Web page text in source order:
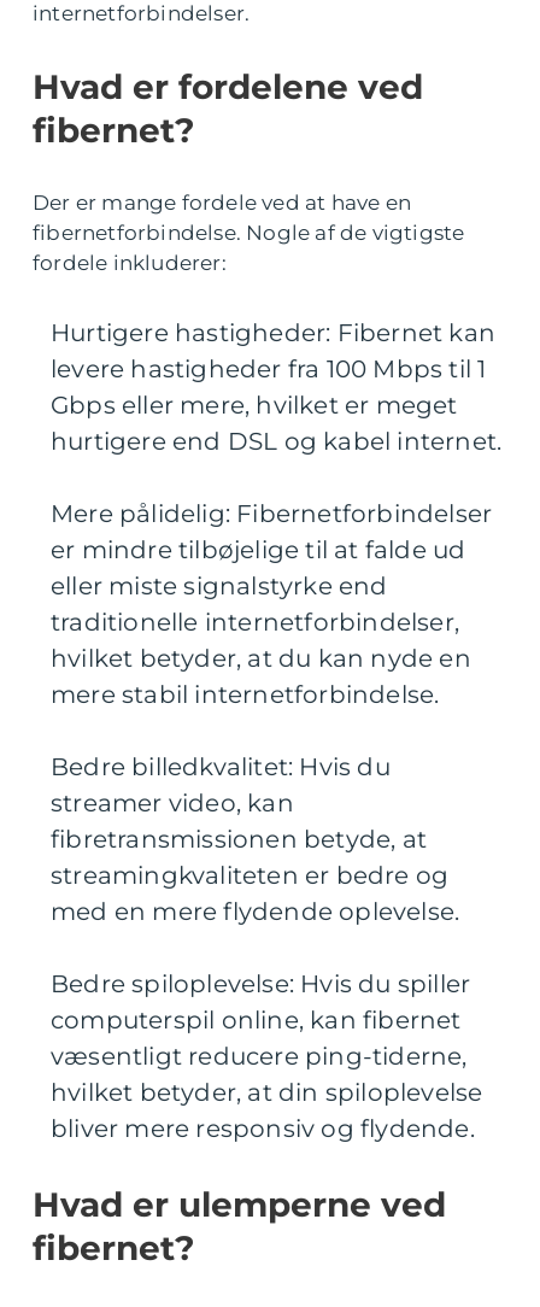
internetforbindelser.
Hvad er fordelene ved
fibernet?
Der er mange fordele ved at have en
fibernetforbindelse. Nogle af de vigtigste
fordele inkluderer:
Hurtigere hastigheder: Fibernet kan
levere hastigheder fra 100 Mbps til 1
Gbps eller mere, hvilket er meget
hurtigere end DSL og kabel internet.
Mere pålidelig: Fibernetforbindelser
er mindre tilbøjelige til at falde ud
eller miste signalstyrke end
traditionelle internetforbindelser,
hvilket betyder, at du kan nyde en
mere stabil internetforbindelse.
Bedre billedkvalitet: Hvis du
streamer video, kan
fibretransmissionen betyde, at
streamingkvaliteten er bedre og
med en mere flydende oplevelse.
Bedre spiloplevelse: Hvis du spiller
computerspil online, kan fibernet
væsentligt reducere ping-tiderne,
hvilket betyder, at din spiloplevelse
bliver mere responsiv og flydende.
Hvad er ulemperne ved
fibernet?